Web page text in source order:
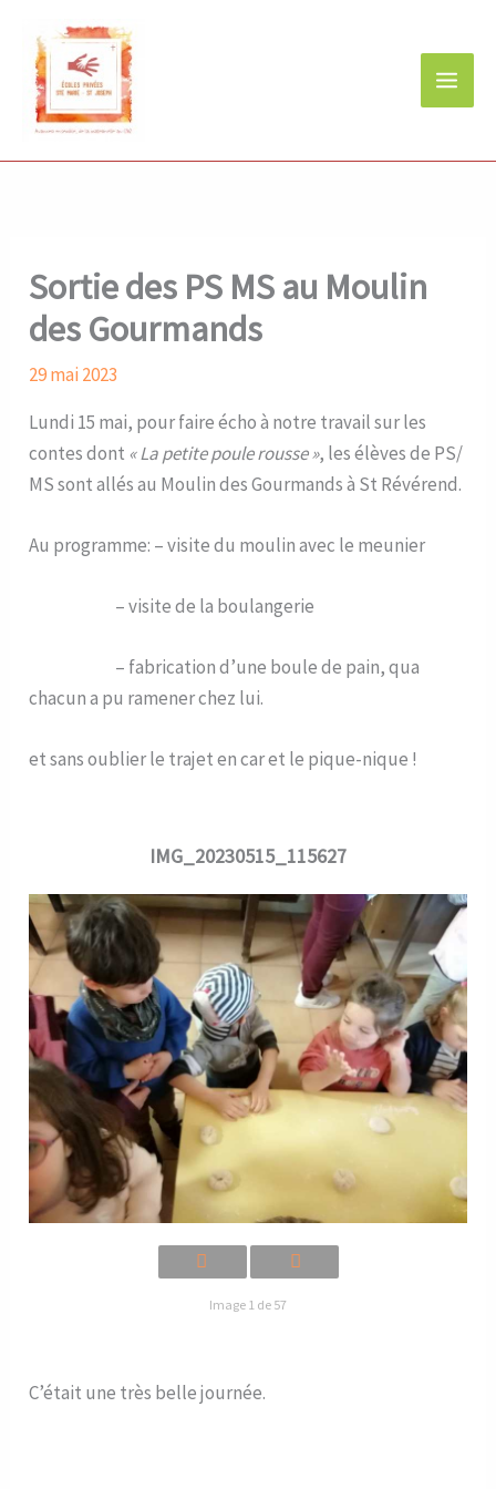
contenu
Sortie des PS MS au Moulin
des Gourmands
29 mai 2023
Lundi 15 mai, pour faire écho à notre travail sur les
contes dont « La petite poule rousse », les élèves de PS/
MS sont allés au Moulin des Gourmands à St Révérend.
Au programme: – visite du moulin avec le meunier
– visite de la boulangerie
– fabrication d’une boule de pain, qua
chacun a pu ramener chez lui.
et sans oublier le trajet en car et le pique-nique !
IMG_20230515_115627
Image 1 de 57
C’était une très belle journée.